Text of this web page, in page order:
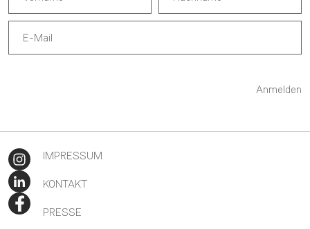
Anmelden
IMPRESSUM
KONTAKT
PRESSE